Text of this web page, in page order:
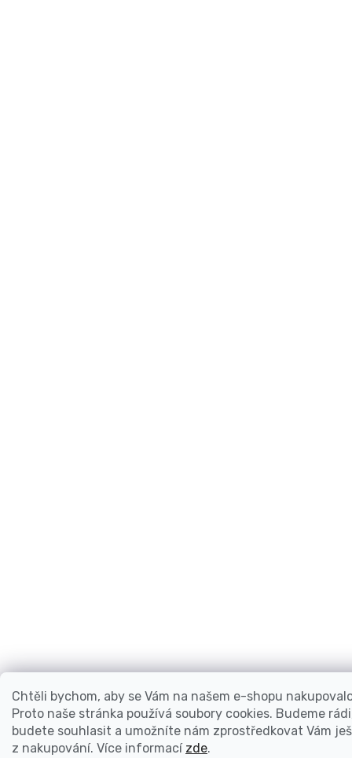
Chtěli bychom, aby se Vám na našem e-shopu
Proto naše stránka používá soubory cookies. Budeme
budete souhlasit a umožníte nám zprostředkovat Vám
z nakupování. Více informací zde.